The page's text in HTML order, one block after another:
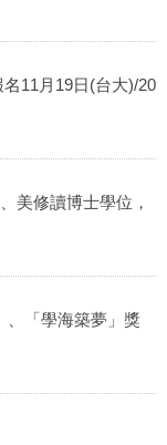
11月19日(台大)/20
美修讀博士學位，
、「學海築夢」獎